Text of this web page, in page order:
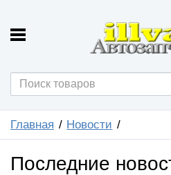
Главная Новости
Последние